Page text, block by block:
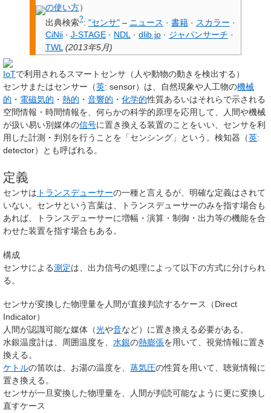
の使い方）
出典検索?: "センサ"– ニュース · 書籍 · スカラー ·
CiNii · J-STAGE · NDL · dlib.jp · ジャパンサーチ ·
TWL (2013年5月)
IoTで利用されるスマートセンサ（人や動物の動きを検出する）
センサまたはセンサー （英: sensor）は、自然現象や人工物の機械
的 ・ 電磁気的 ・ 熱的 ・ 音響的 ・ 化学的性質あるいはそれらで示される
空間情報・時間情報を、何らかの科学的原理を応用して、人間や機械
が扱い易い別媒体の信号に置き換える装置のことをいい、センサを利
用した計測・判別を行うことを「センシング」という。 検知器 （英:
detector）とも呼ばれる。
定義
センサは トランスデューサーの一種と言えるが、明確な定義はされて
いない。センサという言葉は、トランスデューサーのみを指す場合も
あれば、トランスデューサーに増幅・演算・制御・出力等の機能を合
わせた装置を指す場合もある。
構成
センサによる測定は、出力信号の処理によって以下の方式に分けられ
る。
センサが変換した物理量を人間が直接判読するケース（Direct
Indicator）
人間が認識可能な媒体（光や音など）に置き換える必要がある。
水銀温度計は、周囲温度を、 水銀の熱膨張を用いて、視覚情報に置き
換える。
ケトルの笛吹は、お湯の温度を、 蒸気圧の性質を用いて、聴覚情報に
置き換える。
センサが一旦変換した物理量を、人間が判読可能なように更に変換し
直すケース